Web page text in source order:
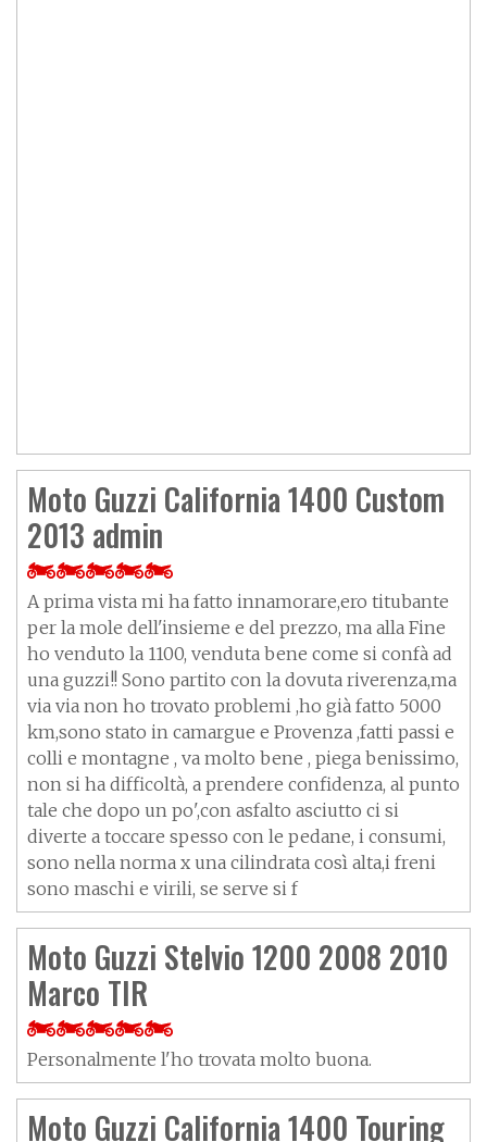
Moto Guzzi California 1400 Custom
2013 admin
A prima vista mi ha fatto innamorare,ero titubante
per la mole dell'insieme e del prezzo, ma alla Fine
ho venduto la 1100, venduta bene come si confà ad
una guzzi!! Sono partito con la dovuta riverenza,ma
via via non ho trovato problemi ,ho già fatto 5000
km,sono stato in camargue e Provenza ,fatti passi e
colli e montagne , va molto bene , piega benissimo,
non si ha difficoltà, a prendere confidenza, al punto
tale che dopo un po',con asfalto asciutto ci si
diverte a toccare spesso con le pedane, i consumi,
sono nella norma x una cilindrata così alta,i freni
sono maschi e virili, se serve si f
Moto Guzzi Stelvio 1200 2008 2010
Marco TIR
Personalmente l'ho trovata molto buona.
Moto Guzzi California 1400 Touring